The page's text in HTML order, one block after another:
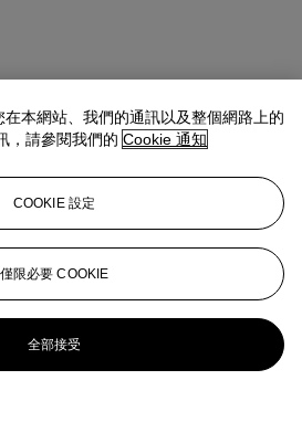
本網站、我們的通訊以及整個網路上的
，請參閱我們的 Cookie 通知
COOKIE 設定
僅限必要 COOKIE
全部接受